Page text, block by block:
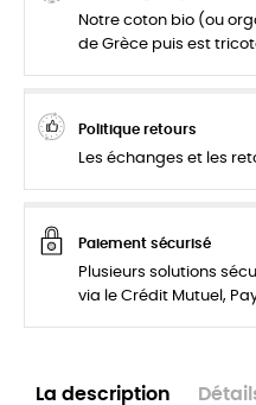
Notre coton bio (ou
de Grèce puis est
Politique retours
Les échanges et les
Paiement sécurisé
Plusieurs solutions
via le Crédit Mutuel,
La description